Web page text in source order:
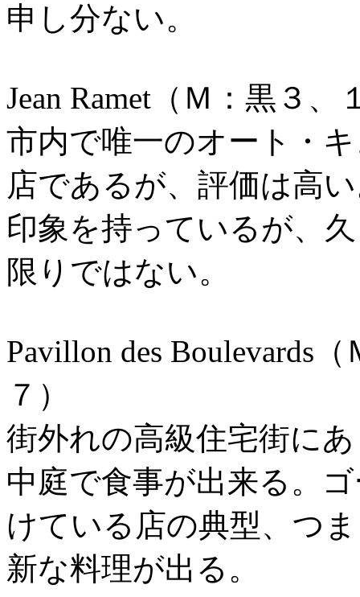
申し分ない。
Jean Ramet（Ｍ：黒３
市内で唯一のオート・
店であるが、評価は高
印象を持っているが、
限りではない。
Pavillon des Boulevards
７）
街外れの高級住宅街に
中庭で食事が出来る。
けている店の典型、つ
新な料理が出る。